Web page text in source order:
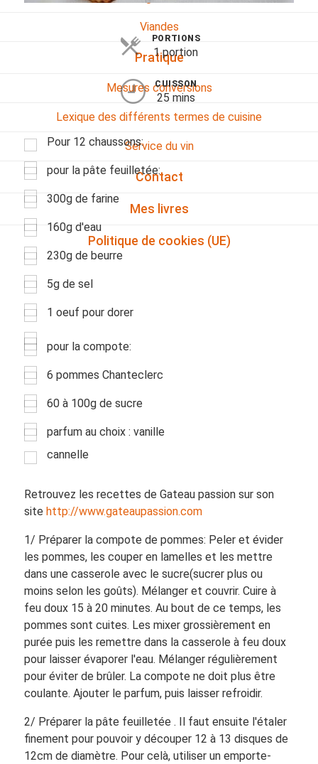
Viandes
Pratique
Mesures conversions
Lexique des différents termes de cuisine
Service du vin
Contact
Mes livres
Politique de cookies (UE)
PORTIONS
1 portion
CUISSON
25 mins
Pour 12 chaussons:
pour la pâte feuilletée:
300g de farine
160g d'eau
230g de beurre
5g de sel
1 oeuf pour dorer
pour la compote:
6 pommes Chanteclerc
60 à 100g de sucre
parfum au choix : vanille
cannelle
Retrouvez les recettes de Gateau passion sur son
site http://www.gateaupassion.com
1/ Préparer la compote de pommes: Peler et évider
les pommes, les couper en lamelles et les mettre
dans une casserole avec le sucre(sucrer plus ou
moins selon les goûts). Mélanger et couvrir. Cuire à
feu doux 15 à 20 minutes. Au bout de ce temps, les
pommes sont cuites. Les mixer grossièrement en
purée puis les remettre dans la casserole à feu doux
pour laisser évaporer l'eau. Mélanger régulièrement
pour éviter de brûler. La compote ne doit plus être
coulante. Ajouter le parfum, puis laisser refroidir.
2/ Préparer la pâte feuilletée . Il faut ensuite l'étaler
finement pour pouvoir y découper 12 à 13 disques de
12cm de diamètre. Pour celà, utiliser un emporte-